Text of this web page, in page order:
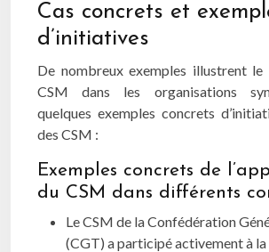
Cas concrets et
d’initiatives
De nombreux exemples illustrent
CSM dans les organisations
quelques exemples concrets
des CSM :
Exemples concrets de
du CSM dans différents
Le CSM de la Confédération
(CGT) a participé activement à